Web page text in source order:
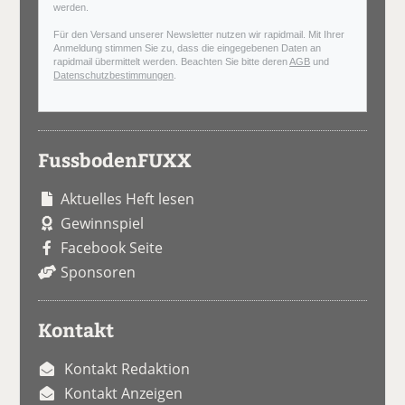
werden.
Für den Versand unserer Newsletter nutzen wir rapidmail. Mit Ihrer
Anmeldung stimmen Sie zu, dass die eingegebenen Daten an
rapidmail übermittelt werden. Beachten Sie bitte derenAGB und
Datenschutzbestimmungen
FussbodenFUXX
Aktuelles Heft lesen
Gewinnspiel
Facebook Seite
Sponsoren
Kontakt
Kontakt Redaktion
Kontakt Anzeigen